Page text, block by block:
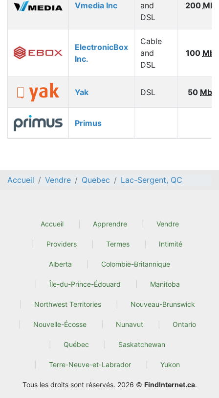
Vmedia Inc
and
DSL
200
ElectronicBox
Inc.
Cable
and
DSL
100
Yak DSL 50
Primus
Accueil Vendre Quebec Lac-Sergent, QC
Accueil Apprendre Vendre
Providers Termes Intimité
Alberta Colombie-Britannique
Île-du-Prince-Édouard Manitoba
Northwest Territories Nouveau-Brunswick
Nouvelle-Écosse Nunavut Ontario
Québec Saskatchewan
Terre-Neuve-et-Labrador Yukon
Tous les droits sont réservés. 2026 © FindInternet.ca.